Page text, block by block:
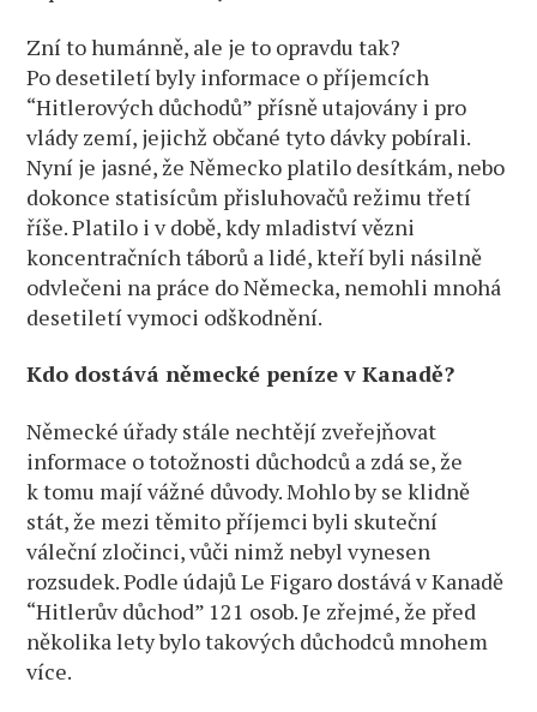
Zní to humánně, ale je to opravdu tak?
Po desetiletí byly informace o příjemcích
“Hitlerových důchodů” přísně utajovány i pro
vlády zemí, jejichž občané tyto dávky pobírali.
Nyní je jasné, že Německo platilo desítkám, nebo
dokonce statisícům přisluhovačů režimu třetí
říše. Platilo i v době, kdy mladiství vězni
koncentračních táborů a lidé, kteří byli násilně
odvlečeni na práce do Německa, nemohli mnohá
desetiletí vymoci odškodnění.
Kdo dostává německé peníze v Kanadě?
Německé úřady stále nechtějí zveřejňovat
informace o totožnosti důchodců a zdá se, že
k tomu mají vážné důvody. Mohlo by se klidně
stát, že mezi těmito příjemci byli skuteční
váleční zločinci, vůči nimž nebyl vynesen
rozsudek. Podle údajů Le Figaro dostává v Kanadě
“Hitlerův důchod” 121 osob. Je zřejmé, že před
několika lety bylo takových důchodců mnohem
více.